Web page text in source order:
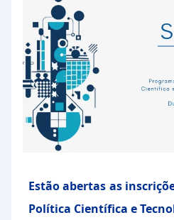
Estão abertas as
Política Científica e